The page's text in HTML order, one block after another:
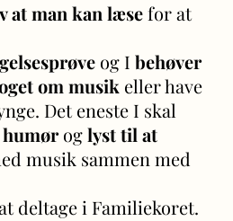
at man kan læsefor at
og I behøver
om musik eller have
Det eneste I skal
oglyst til at
musik sammen med
deltage i Familiekoret.